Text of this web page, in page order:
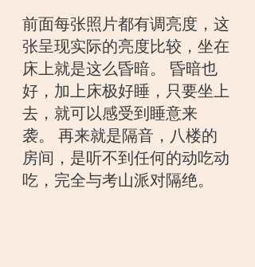
前面每张照片都有调亮度，这
张呈现实际的亮度比较，坐在
床上就是这么昏暗。 昏暗也
好，加上床极好睡，只要坐上
去，就可以感受到睡意来
袭。 再来就是隔音，八楼的
房间，是听不到任何的动吃动
吃，完全与考山派对隔绝。